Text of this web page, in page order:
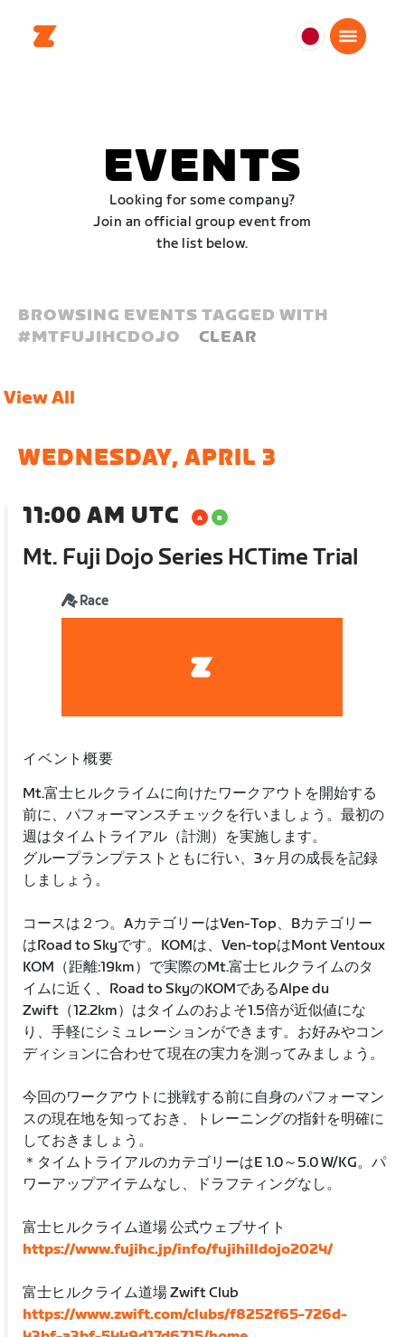
日
EVENTS
Looking for some company?
Join an official group event from
the list below.
BROWSING EVENTS TAGGED WITH
#MTFUJIHCDOJO CLEAR
View All
WEDNESDAY, APRIL 3
11:00 AM UTC
Mt. Fuji Dojo Series HCTime Trial
Race
イベント概要
Mt.富士ヒルクライムに向けたワークアウトを開始する
前に、パフォーマンスチェックを行いましょう。最初の
週はタイムトライアル（計測）を実施します。
グループランプテストともに行い、3ヶ月の成長を記録
しましょう。
コースは２つ。AカテゴリーはVen-Top、Bカテゴリー
はRoad to Skyです。KOMは、Ven-topはMont Ventoux
KOM（距離:19km）で実際のMt.富士ヒルクライムのタ
イムに近く、Road to SkyのKOMであるAlpe du
Zwift（12.2km）はタイムのおよそ1.5倍が近似値にな
り、手軽にシミュレーションができます。お好みやコン
ディションに合わせて現在の実力を測ってみましょう。
今回のワークアウトに挑戦する前に自身のパフォーマン
スの現在地を知っておき、トレーニングの指針を明確に
しておきましょう。
＊タイムトライアルのカテゴリーはE 1.0～5.0 W/KG。パ
ワーアップアイテムなし、ドラフティングなし。
富士ヒルクライム道場 公式ウェブサイト
https://www.fujihc.jp/info/fujihilldojo2024/
富士ヒルクライム道場 Zwift Club
https://www.zwift.com/clubs/f8252f65-726d-